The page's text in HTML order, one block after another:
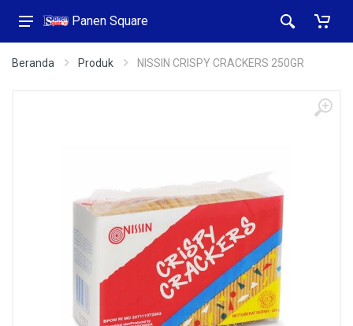
Panen Square
Beranda Produk NISSIN CRISPY CRACKERS 250GR